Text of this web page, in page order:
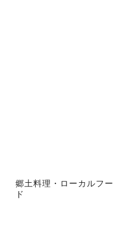
郷土料理・ローカルフー
ド